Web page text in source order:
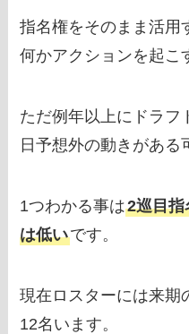
指名権をそのまま活用
何かアクションを起こ
ただ例年以上にドラフ
日予想外の動きがある
1つわかる事は2巡目指
は低いです。
現在ロスターには来期
12名います。